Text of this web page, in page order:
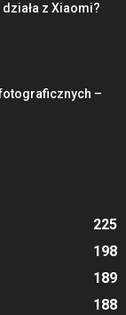
z Xiaomi?
–
225
198
189
188